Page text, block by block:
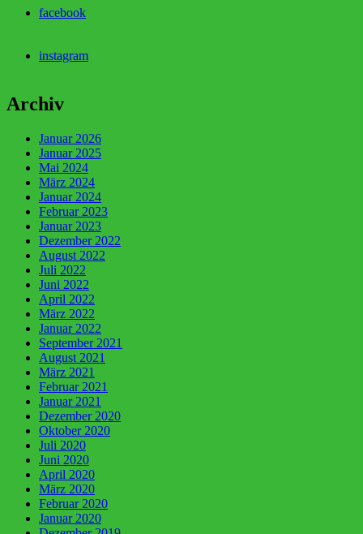
facebook
instagram
Archiv
Januar 2026
Januar 2025
Mai 2024
März 2024
Januar 2024
Februar 2023
Januar 2023
Dezember 2022
August 2022
Juli 2022
Juni 2022
April 2022
März 2022
Januar 2022
September 2021
August 2021
März 2021
Februar 2021
Januar 2021
Dezember 2020
Oktober 2020
Juli 2020
Juni 2020
April 2020
März 2020
Februar 2020
Januar 2020